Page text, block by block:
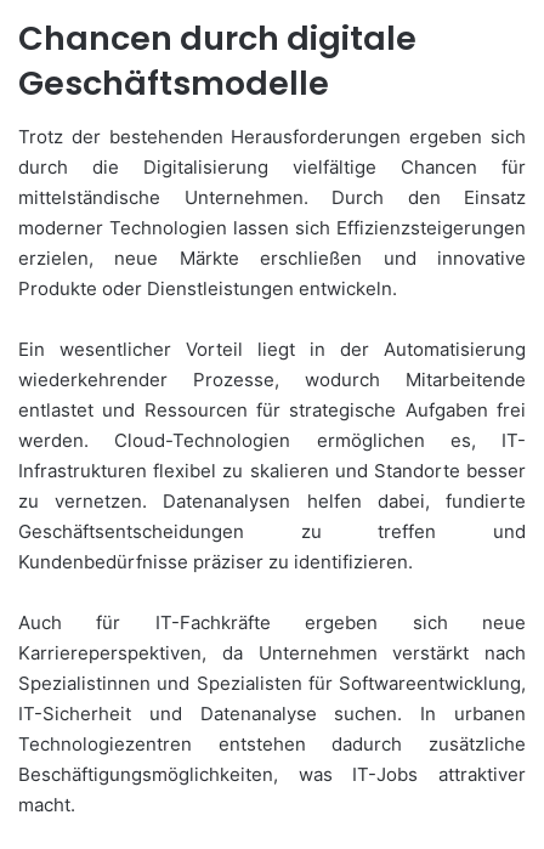
Chancen durch digitale
Geschäftsmodelle
Trotz der bestehenden Herausforderungen ergeben sich
durch die Digitalisierung vielfältige Chancen für
mittelständische Unternehmen. Durch den Einsatz
moderner Technologien lassen sich Effizienzsteigerungen
erzielen, neue Märkte erschließen und innovative
Produkte oder Dienstleistungen entwickeln.
Ein wesentlicher Vorteil liegt in der Automatisierung
wiederkehrender Prozesse, wodurch Mitarbeitende
entlastet und Ressourcen für strategische Aufgaben frei
werden. Cloud-Technologien ermöglichen es, IT-
Infrastrukturen flexibel zu skalieren und Standorte besser
zu vernetzen. Datenanalysen helfen dabei, fundierte
Geschäftsentscheidungen zu treffen und
Kundenbedürfnisse präziser zu identifizieren.
Auch für IT-Fachkräfte ergeben sich neue
Karriereperspektiven, da Unternehmen verstärkt nach
Spezialistinnen und Spezialisten für Softwareentwicklung,
IT-Sicherheit und Datenanalyse suchen. In urbanen
Technologiezentren entstehen dadurch zusätzliche
Beschäftigungsmöglichkeiten, was IT-Jobs attraktiver
macht.